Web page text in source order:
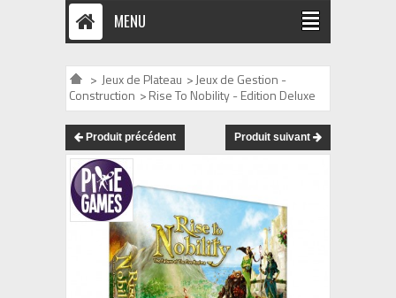
MENU
> Jeux de Plateau >Jeux de Gestion -
Construction >Rise To Nobility - Edition Deluxe
Produit précédent Produit suivant